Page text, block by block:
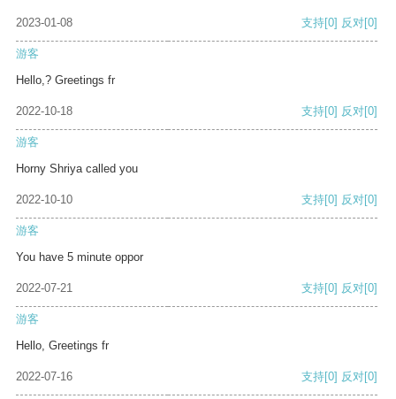
2023-01-08 支持[0] 反对[0]
游客
Hello,? Greetings fr
2022-10-18 支持[0] 反对[0]
游客
Horny Shriya called you
2022-10-10 支持[0] 反对[0]
游客
You have 5 minute oppor
2022-07-21 支持[0] 反对[0]
游客
Hello, Greetings fr
2022-07-16 支持[0] 反对[0]